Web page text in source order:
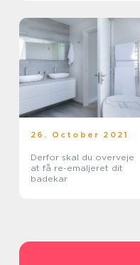
26. October 2021
Derfor skal du overveje
at få re-emaljeret dit
badekar